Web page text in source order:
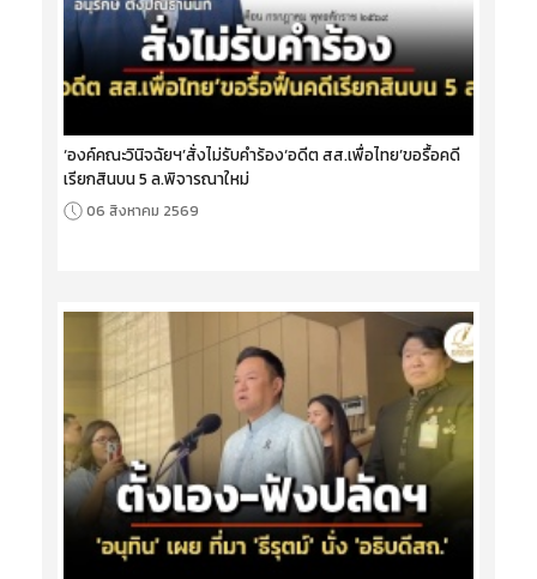
‘องค์คณะวินิจฉัยฯ’สั่งไม่รับคำร้อง‘อดีต สส.เพื่อไทย’ขอรื้อคดี
เรียกสินบน 5 ล.พิจารณาใหม่
06 สิงหาคม 2569